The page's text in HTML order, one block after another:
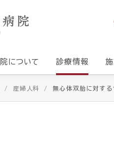
について 診療情報
産婦人科 無心体双胎に対す